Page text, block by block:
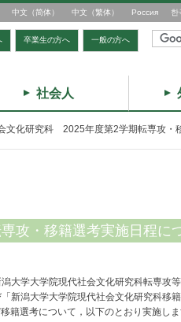
中文（简体） 中文（繁体） Россия 한
卒業生の方へ 一般の方へ
社会人
文化研究科 2025年度第2学期転専攻・
攻・移籍選考実施日程に
大学大学院現代社会文化研究科転専攻
新潟大学大学院現代社会文化研究科移
籍選考について，以下のとおり実施しま